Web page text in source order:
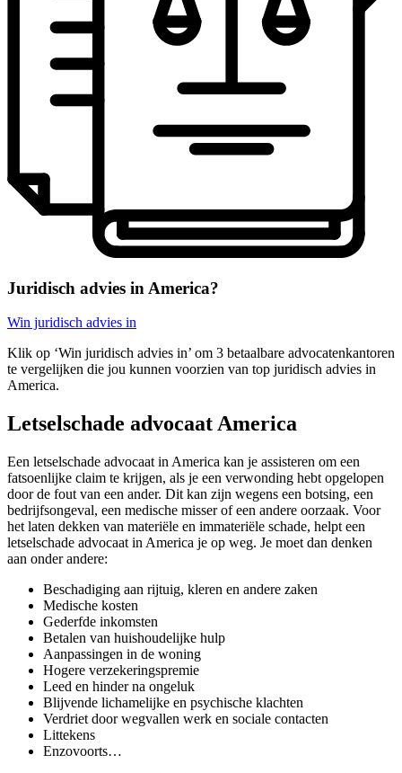
Juridisch advies in America?
Win juridisch advies in
Klik op ‘Win juridisch advies in’ om 3 betaalbare advocatenkantoren
te vergelijken die jou kunnen voorzien van top juridisch advies in
America.
Letselschade advocaat America
Een letselschade advocaat in America kan je assisteren om een
fatsoenlijke claim te krijgen, als je een verwonding hebt opgelopen
door de fout van een ander. Dit kan zijn wegens een botsing, een
bedrijfsongeval, een medische misser of een andere oorzaak. Voor
het laten dekken van materiële en immateriële schade, helpt een
letselschade advocaat in America je op weg. Je moet dan denken
aan onder andere:
Beschadiging aan rijtuig, kleren en andere zaken
Medische kosten
Gederfde inkomsten
Betalen van huishoudelijke hulp
Aanpassingen in de woning
Hogere verzekeringspremie
Leed en hinder na ongeluk
Blijvende lichamelijke en psychische klachten
Verdriet door wegvallen werk en sociale contacten
Littekens
Enzovoorts…